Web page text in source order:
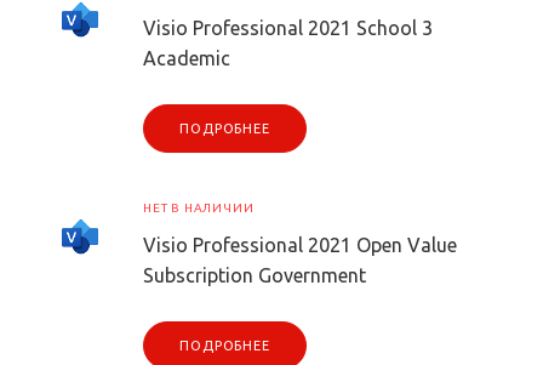
Visio Professional 2021 School 3
Academic
ПОДРОБНЕЕ
НЕТ В НАЛИЧИИ
Visio Professional 2021 Open Value
Subscription Government
ПОДРОБНЕЕ